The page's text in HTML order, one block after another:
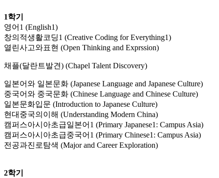
1학기
영어1 (English1)
창의적생활코딩1 (Creative Coding for Everything1)
열린사고와표현 (Open Thinking and Exprssion)
채플(달란트발견) (Chapel Talent Discovery)
일본어와 일본문화 (Japanese Language and Japanese Culture)
중국어와 중국문화 (Chinese Language and Chinese Culture)
일본문화입문 (Introduction to Japanese Culture)
현대중국의이해 (Understanding Modern China)
캠퍼스아시아초급일본어1 (Primary Japanese1: Campus Asia)
캠퍼스아시아초급중국어1 (Primary Chinese1: Campus Asia)
전공과진로탐색 (Major and Career Exploration)
2학기